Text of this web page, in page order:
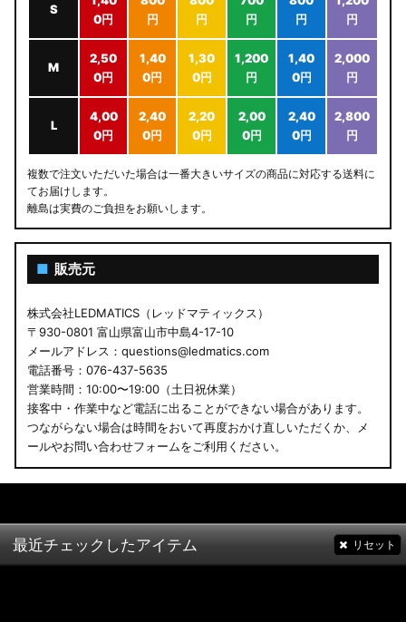
S
0円
円
円
円
円
円
M
2,50
0円
1,40
0円
1,30
0円
1,200
円
1,40
0円
2,000
円
L
4,00
0円
2,40
0円
2,20
0円
2,00
0円
2,40
0円
2,800
円
複数で注文いただいた場合は一番大きいサイズの商品に対応する送料に
てお届けします。
離島は実費のご負担をお願いします。
■ 販売元
株式会社LEDMATICS（レッドマティックス）
〒930-0801 富山県富山市中島4-17-10
メールアドレス：questions@ledmatics.com
電話番号：076-437-5635
営業時間：10:00〜19:00（土日祝休業）
接客中・作業中など電話に出ることができない場合があります。
つながらない場合は時間をおいて再度おかけ直しいただくか、メ
ールやお問い合わせフォームをご利用ください。
最近チェックしたアイテム リセット